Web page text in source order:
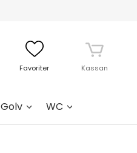
Favoriter Kassan
Golv WC